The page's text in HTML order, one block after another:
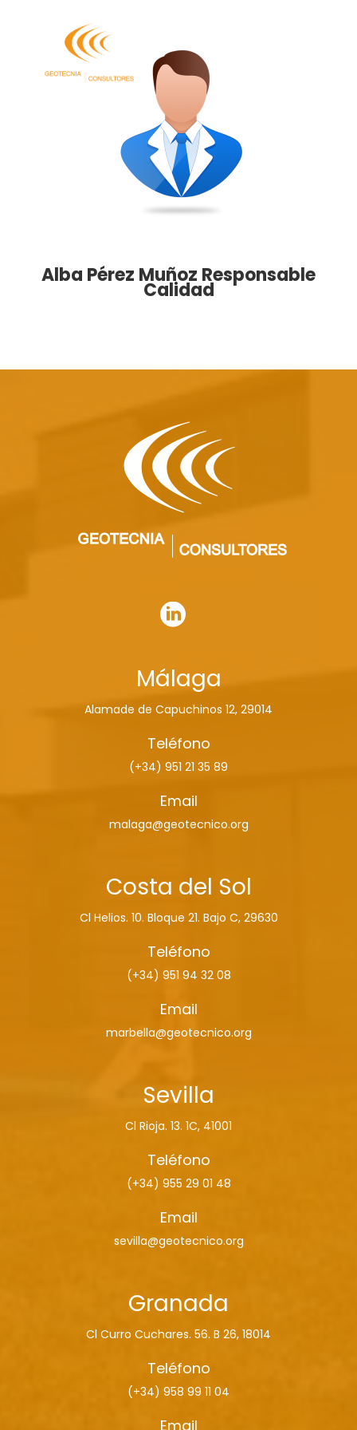
Alba Pérez Muñoz Responsable
Calidad
Málaga
Alamade de Capuchinos 12, 29014
Teléfono
(+34) 951 21 35 89
Email
malaga@geotecnico.org
Costa del Sol
Cl Helios. 10. Bloque 21. Bajo C, 29630
Teléfono
(+34) 951 94 32 08
Email
marbella@geotecnico.org
Sevilla
Cl Rioja. 13. 1C, 41001
Teléfono
(+34) 955 29 01 48
Email
sevilla@geotecnico.org
Granada
Cl Curro Cuchares. 56. B 26, 18014
Teléfono
(+34) 958 99 11 04
Email